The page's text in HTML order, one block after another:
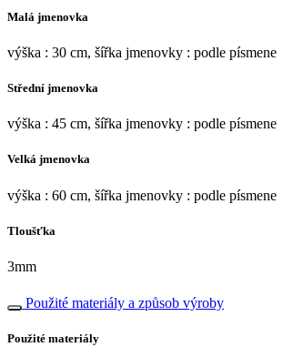
Malá jmenovka
výška : 30 cm, šířka jmenovky : podle písmene
Střední jmenovka
výška : 45 cm, šířka jmenovky : podle písmene
Velká jmenovka
výška : 60 cm, šířka jmenovky : podle písmene
Tloušťka
3mm
Použité materiály a způsob výroby
Použité materiály